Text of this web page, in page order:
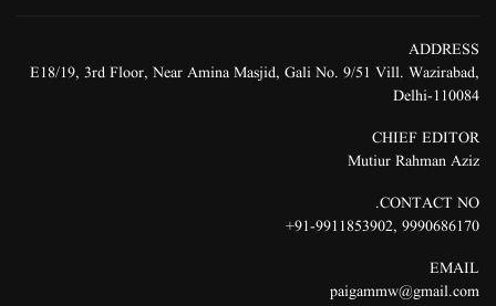
ADDRESS
E18/19, 3rd Floor, Near Amina Masjid, Gali No. 9/51 Vill. Wazirabad,
Delhi-110084
CHIEF EDITOR
Mutiur Rahman Aziz
CONTACT NO.
9990686170
,
91-9911853902+
EMAIL
paigammw@gmail.com